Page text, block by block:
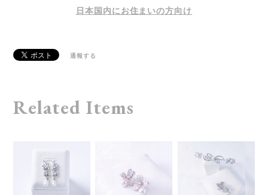
日本国内にお住まいの方向け
通報する
Related Items